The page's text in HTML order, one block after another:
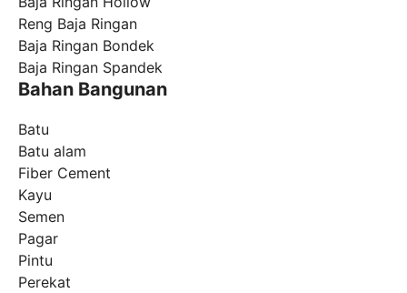
Reng Baja Ringan
Baja Ringan Bondek
Baja Ringan Spandek
Bahan Bangunan
Batu
Batu alam
Fiber Cement
Kayu
Semen
Pagar
Pintu
Perekat